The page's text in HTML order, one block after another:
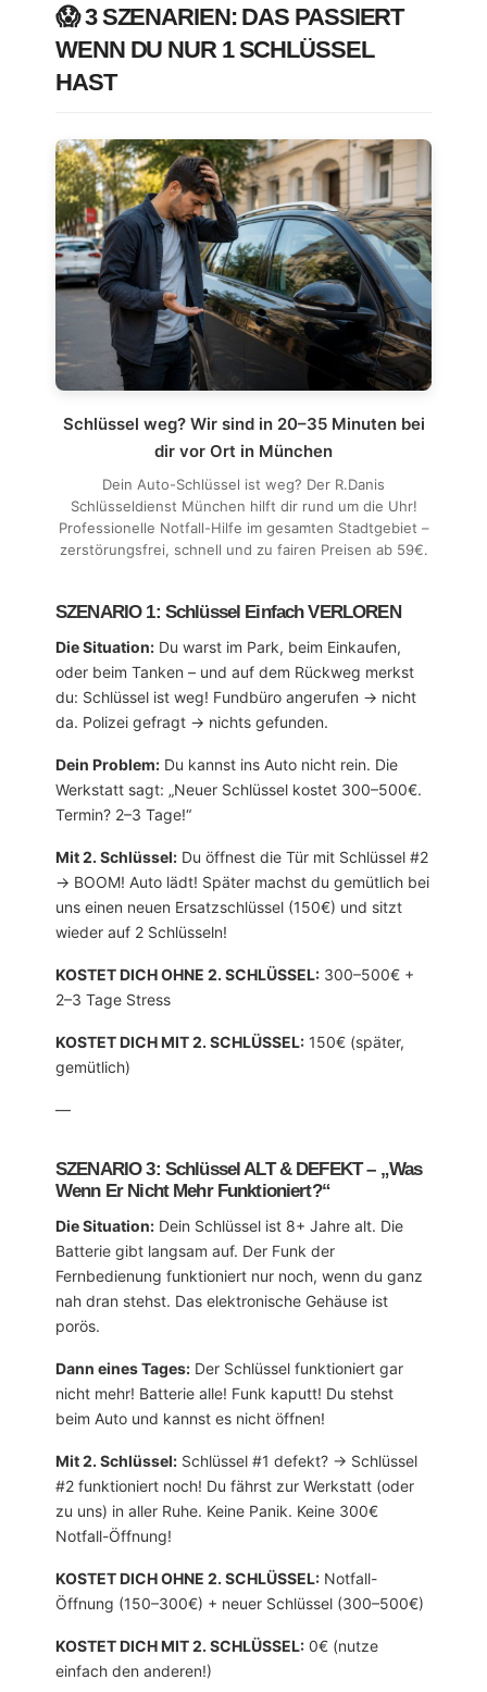
😱 3 SZENARIEN: DAS PASSIERT
WENN DU NUR 1 SCHLÜSSEL
HAST
Schlüssel weg? Wir sind in 20–35 Minuten bei
dir vor Ort in München
Dein Auto-Schlüssel ist weg? Der R.Danis
Schlüsseldienst München hilft dir rund um die Uhr!
Professionelle Notfall-Hilfe im gesamten Stadtgebiet –
zerstörungsfrei, schnell und zu fairen Preisen ab 59€.
SZENARIO 1: Schlüssel Einfach VERLOREN
Die Situation: Du warst im Park, beim Einkaufen,
oder beim Tanken – und auf dem Rückweg merkst
du: Schlüssel ist weg! Fundbüro angerufen → nicht
da. Polizei gefragt → nichts gefunden.
Dein Problem: Du kannst ins Auto nicht rein. Die
Werkstatt sagt: „Neuer Schlüssel kostet 300–500€.
Termin? 2–3 Tage!“
Mit 2. Schlüssel: Du öffnest die Tür mit Schlüssel #2
→ BOOM! Auto lädt! Später machst du gemütlich bei
uns einen neuen Ersatzschlüssel (150€) und sitzt
wieder auf 2 Schlüsseln!
KOSTET DICH OHNE 2. SCHLÜSSEL: 300–500€ +
2–3 Tage Stress
KOSTET DICH MIT 2. SCHLÜSSEL: 150€ (später,
gemütlich)
—
SZENARIO 3: Schlüssel ALT & DEFEKT – „Was
Wenn Er Nicht Mehr Funktioniert?“
Die Situation: Dein Schlüssel ist 8+ Jahre alt. Die
Batterie gibt langsam auf. Der Funk der
Fernbedienung funktioniert nur noch, wenn du ganz
nah dran stehst. Das elektronische Gehäuse ist
porös.
Dann eines Tages: Der Schlüssel funktioniert gar
nicht mehr! Batterie alle! Funk kaputt! Du stehst
beim Auto und kannst es nicht öffnen!
Mit 2. Schlüssel: Schlüssel #1 defekt? → Schlüssel
#2 funktioniert noch! Du fährst zur Werkstatt (oder
zu uns) in aller Ruhe. Keine Panik. Keine 300€
Notfall-Öffnung!
KOSTET DICH OHNE 2. SCHLÜSSEL: Notfall-
Öffnung (150–300€) + neuer Schlüssel (300–500€)
KOSTET DICH MIT 2. SCHLÜSSEL: 0€ (nutze
einfach den anderen!)